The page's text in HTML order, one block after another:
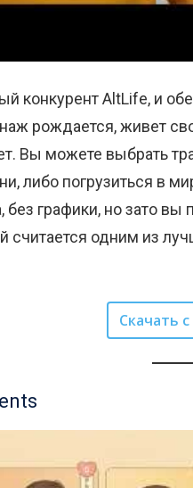
конкурент AltLife, и
рождается, живет
Вы можете выбрать
либо погрузиться в
без графики, но зато
считается одним из
Скачать